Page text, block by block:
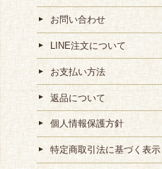
お問い合わせ
LINE注文について
お支払い方法
返品について
個人情報保護方針
特定商取引法に基づく表示